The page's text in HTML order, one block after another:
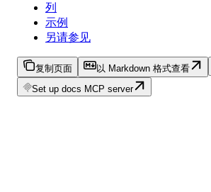
列
示例
另请参见
复制页面 以 Markdown 格式查看
Set up docs MCP server